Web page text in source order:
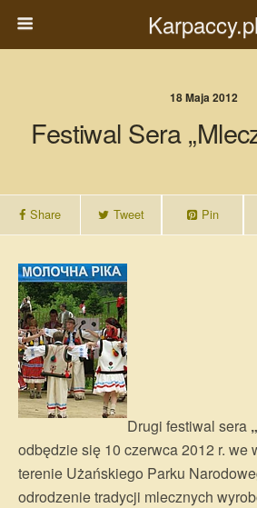
Karpaccy.pl
18 Maja 2012
Festiwal Sera
Share Tweet Pin
Drugi festiwal sera
odbędzie się 10 czerwca 2012 r. we
terenie Użańskiego Parku
odrodzenie tradycji mlecznych